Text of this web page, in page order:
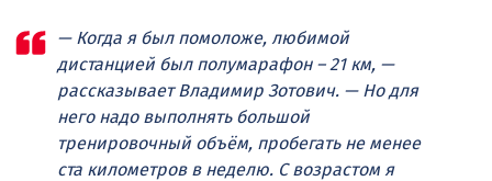
— Когда я был помоложе, любимой
дистанцией был полумарафон – 21 км, —
рассказывает Владимир Зотович. — Но для
него надо выполнять большой
тренировочный объём, пробегать не менее
ста километров в неделю. С возрастом я